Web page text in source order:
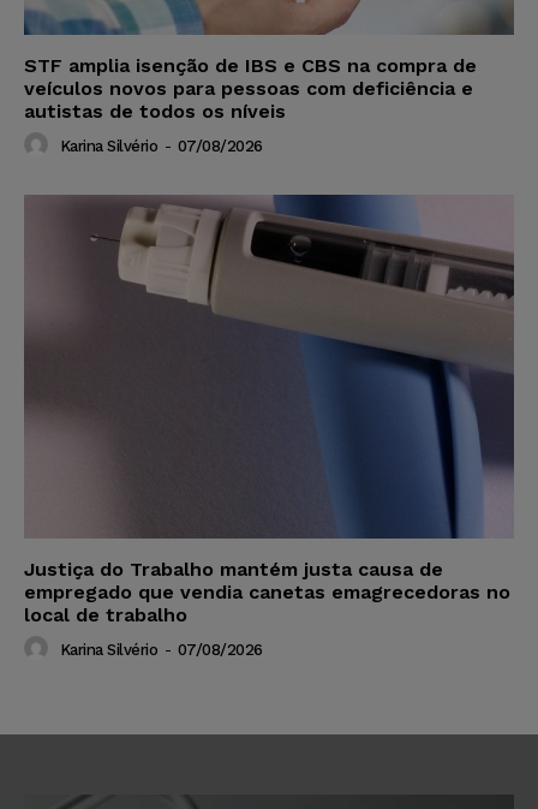
STF amplia isenção de IBS e CBS na compra de
veículos novos para pessoas com deficiência e
autistas de todos os níveis
Karina Silvério - 07/08/2026
Justiça do Trabalho mantém justa causa de
empregado que vendia canetas emagrecedoras no
local de trabalho
Karina Silvério - 07/08/2026